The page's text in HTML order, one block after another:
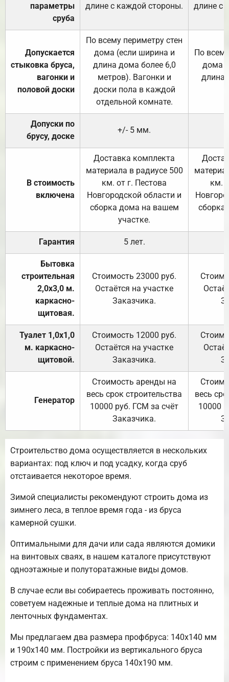
параметры
сруба
длине с каждой стороны.
длине с
Допускается
стыковка бруса,
вагонки и
половой доски
По всему периметру стен
дома (если ширина и
длина дома более 6,0
метров). Вагонки и
доски пола в каждой
отдельной комнате.
По
дома
длина
Допуски по
брусу, доске
+/- 5 мм.
В стоимость
включена
Доставка комплекта
материала в радиусе 500
км. от г. Пестова
Новгородской области и
сборка дома на вашем
участке.
км.
Гарантия 5 лет.
Бытовка
строительная
2,0х3,0 м.
каркасно-
щитовая.
Стоимость 23000 руб.
Остаётся на участке
Заказчика.
Туалет 1,0х1,0
м. каркасно-
щитовой.
Стоимость 12000 руб.
Остаётся на участке
Заказчика.
Генератор
Стоимость аренды на
весь срок строительства
10000 руб. ГСМ за счёт
Заказчика.
весь
10000
Строительство дома осуществляется в нескольких
вариантах: под ключ и под усадку, когда сруб
отстаивается некоторое время.
Зимой специалисты рекомендуют строить дома из
зимнего леса, в теплое время года - из бруса
камерной сушки.
Оптимальными для дачи или сада являются домики
на винтовых сваях, в нашем каталоге присутствуют
одноэтажные и полуторатажные виды домов.
В случае если вы собираетесь проживать постоянно,
советуем надежные и теплые дома на плитных и
ленточных фундаментах.
Мы предлагаем два размера профбруса: 140х140 мм
и 190х140 мм. Постройки из вертикального бруса
строим с применением бруса 140х190 мм.